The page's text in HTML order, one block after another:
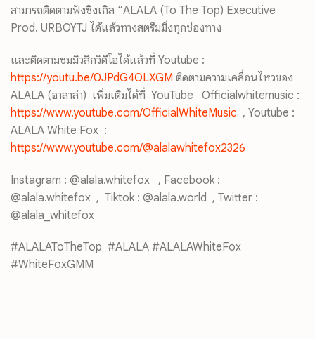
สามารถติดตามฟังซิงเกิล “ALALA (To The Top) Executive
Prod. URBOYTJ ได้แล้วทางสตรีมมิ่งทุกช่องทาง
และติดตามชมมิวสิกวิดีโอได้แล้วที่ Youtube :
https://youtu.be/0JPdG4OLXGM ติดตามความเคลื่อนไหวของ
ALALA (อาลาล่า) เพิ่มเติมได้ที่ YouTube Officialwhitemusic :
https://www.youtube.com/OfficialWhiteMusic , Youtube :
ALALA White Fox :
https://www.youtube.com/@alalawhitefox2326
Instagram : @alala.whitefox , Facebook :
@alala.whitefox , Tiktok : @alala.world , Twitter :
@alala_whitefox
#ALALAToTheTop #ALALA #ALALAWhiteFox
#WhiteFoxGMM